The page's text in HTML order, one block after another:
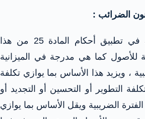
يقصد بأساس الإهلاك في تطبيق أحكام المادة 25 من هذا
للأصول كما هي مدرجة في الميزانية
، ويزيد هذا الأساس بما يوازي تكلفة
التطوير أو التحسين أو التجديد أو
الفترة الضريبية ويقل الأساس بما يوازي